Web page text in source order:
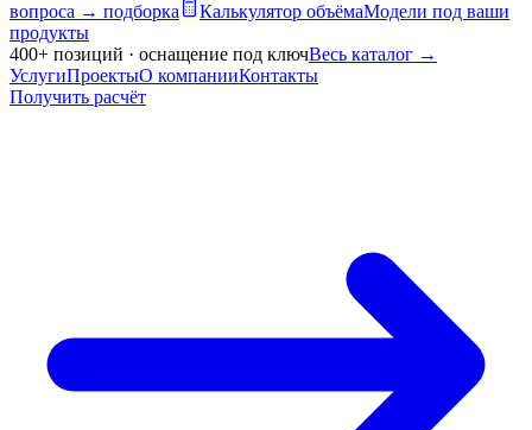
вопроса → подборка
Калькулятор объёмаМодели под ваши
продукты
400+ позиций · оснащение под ключВесь каталог →
УслугиПроектыО компанииКонтакты
Получить расчёт